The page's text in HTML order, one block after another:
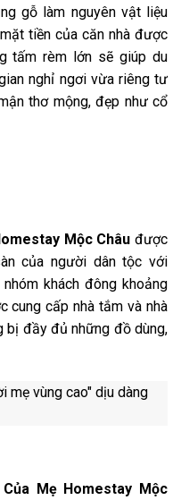
gỗ làm nguyên vật liệu
tiền của căn nhà được
tấm rèm lớn sẽ giúp du
nghỉ ngơi vừa riêng tư
thơ mộng, đẹp như cổ
Mộc Châuđược
của người dân tộc với
khách đông khoảng
cung cấp nhà tắm và nhà
bị đầy đủ những đồ dùng,
Của Mẹ Homestay Mộc